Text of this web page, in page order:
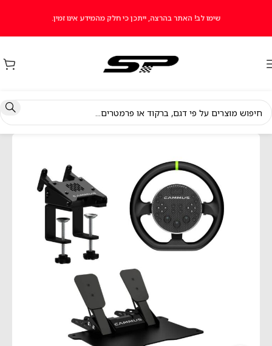
שימו לב! האתר בהרצה, ייתכן כי חלק מהמידע אינו זמין.